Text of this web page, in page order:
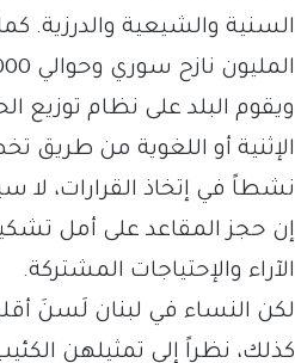
السنية والشيعية والدرزية.
المليون نازح سوري وحوالي 450,000 لاجئ فلسطيني.
ويقوم البلد على نظام توزيع
الإثنية أو اللغوية من طريق
نشطاً في إتخاذ القرارات، لا
إن حجز المقاعد على أمل
الآراء والإحتياجات المشتركة.
لكن النساء في لبنان لَسنَ
كذلك، نظراً إلى تمثيلهن